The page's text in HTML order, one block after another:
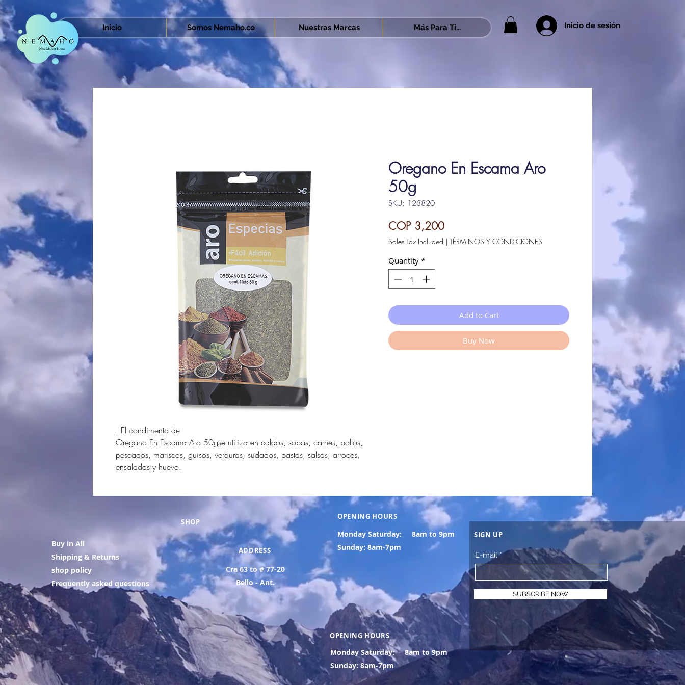
Inicio Somos Nemaho.co Nuestras Marcas Más Para Ti... Inicio de sesión
. El condimento de
Oregano En Escama Aro 50gse utiliza en caldos, sopas, carnes, pollos,
pescados, mariscos, guisos, verduras, sudados, pastas, salsas, arroces,
ensaladas y huevo.
Oregano En Escama Aro
50g
SKU: 123820
COP 3,200Price
Sales Tax Included | TÉRMINOS Y CONDICIONES
Quantity *
Add to Cart
Buy Now
SHOP
Buy in All
Shipping & Returns
shop policy
Frequently asked questions
ADDRESS
Cra 63 to # 77-20
Bello - Ant.
OPENING HOURS
Monday Saturday:
8am to 9pm
Sunday: 8am-7pm
OPENING HOURS
Monday Saturday:
8am to 9pm
Sunday: 8am-7pm
SIGN UP
E-mail
SUBSCRIBE NOW